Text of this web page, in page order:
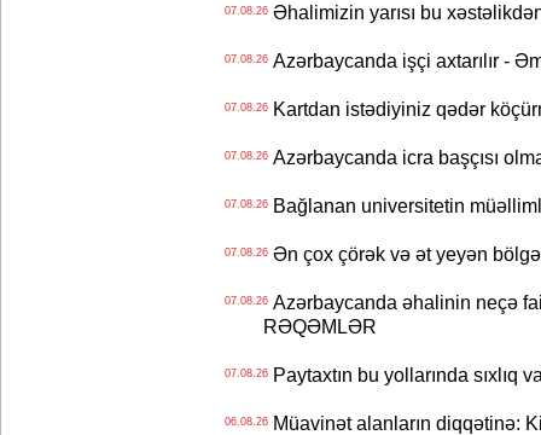
07.08.26Əhalimizin yarısı bu
07.08.26Azərbaycanda işçi axtarılır -
07.08.26Kartdan istədiyiniz qədər
07.08.26Azərbaycanda icra başçısı
07.08.26Bağlanan universitetin
07.08.26Ən çox çörək və ət yeyən
07.08.26Azərbaycanda əhalinin neçə
RƏQƏMLƏR
07.08.26Paytaxtın bu yollarında sıxlıq
06.08.26Müavinət alanların diqqətinə: